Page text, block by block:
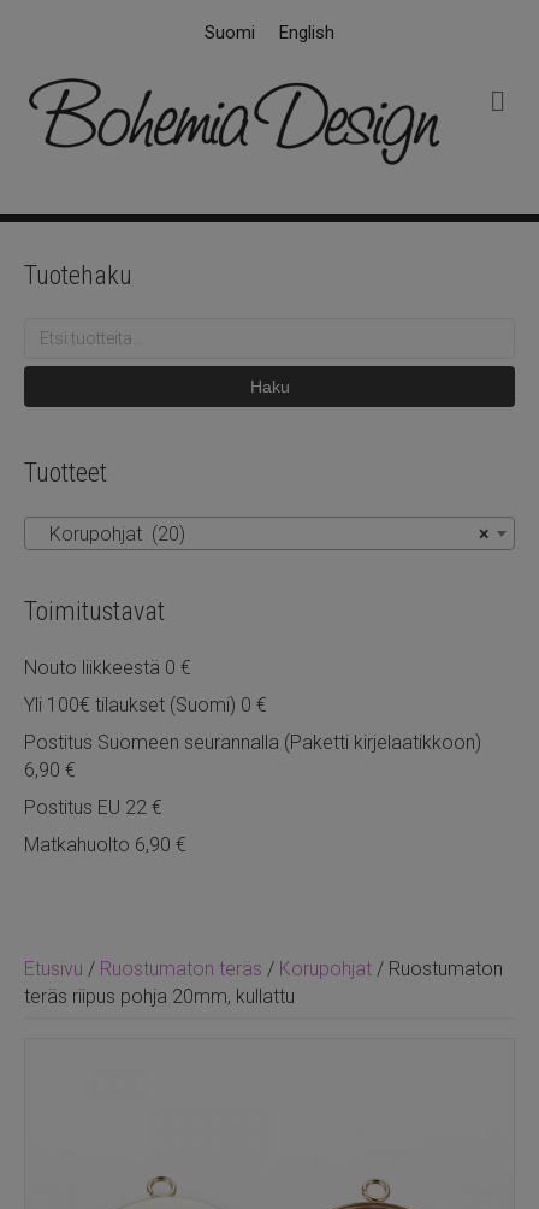
Suomi English
k
Etusivu / Ruostumaton teräs / Korupohjat / Ruostumaton
teräs riipus pohja 20mm, kullattu
Tuotehaku
Etsi:
Haku
Tuotteet
×
Korupohjat (20)
Toimitustavat
Nouto liikkeestä 0 €
Yli 100€ tilaukset (Suomi) 0 €
Postitus Suomeen seurannalla (Paketti kirjelaatikkoon)
6,90 €
Postitus EU 22 €
Matkahuolto 6,90 €